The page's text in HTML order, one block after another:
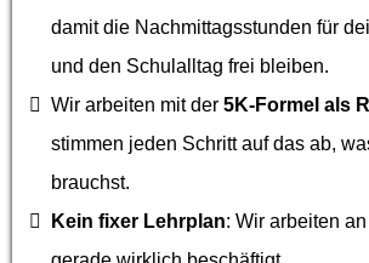
damit die Nachmittagsstunden für
und den Schulalltag frei bleiben.
Wir arbeiten mit der 5K-Formel als
stimmen jeden Schritt auf das ab,
brauchst.
Kein fixer Lehrplan: Wir arbeiten